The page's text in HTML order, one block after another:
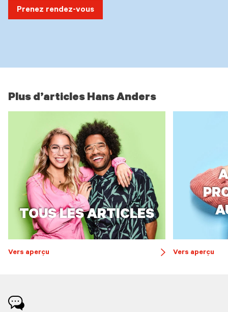
Prenez rendez-vous
Plus d’articles Hans Anders
TOUS LES ARTICLES
Vers aperçu Vers aperçu